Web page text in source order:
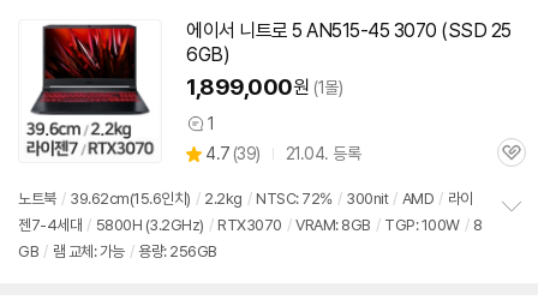
에이서 니트로 5 AN515-45 3070 (SSD 25
6GB)
1,899,000원 (1몰)
상
품
견
1
별
점
4.7 (상
리
뷰
39) 21.04. 등록
관
노트북 / 39.62cm(15.6인치) / 2.2kg / NTSC: 72% / 300nit / AMD / 라이
젠7-4세대 / 5800H (3.2GHz) / RTX3070 / VRAM: 8GB / TGP: 100W / 8
GB / 램 교체: 가능 / 용량: 256GB